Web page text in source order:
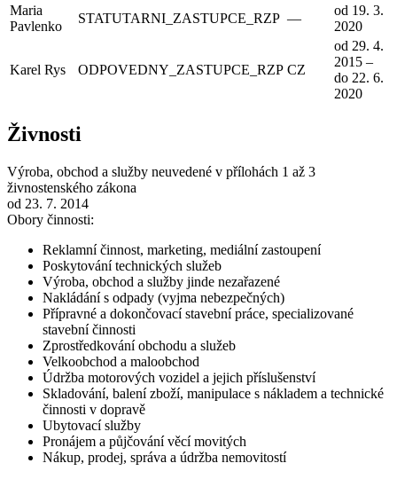
Maria
Pavlenko
STATUTARNI_ZASTUPCE_RZP —
od 19. 3.
2020
Karel Rys ODPOVEDNY_ZASTUPCE_RZP CZ
od 29. 4.
2015 –
do 22. 6.
2020
Živnosti
Výroba, obchod a služby neuvedené v přílohách 1 až 3
živnostenského zákona
od 23. 7. 2014
Obory činnosti:
Reklamní činnost, marketing, mediální zastoupení
Poskytování technických služeb
Výroba, obchod a služby jinde nezařazené
Nakládání s odpady (vyjma nebezpečných)
Přípravné a dokončovací stavební práce, specializované
stavební činnosti
Zprostředkování obchodu a služeb
Velkoobchod a maloobchod
Údržba motorových vozidel a jejich příslušenství
Skladování, balení zboží, manipulace s nákladem a technické
činnosti v dopravě
Ubytovací služby
Pronájem a půjčování věcí movitých
Nákup, prodej, správa a údržba nemovitostí